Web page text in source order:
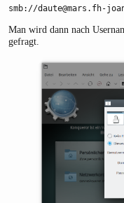
smb://daute@mars.fh-
Man wird dann nach
gefragt.